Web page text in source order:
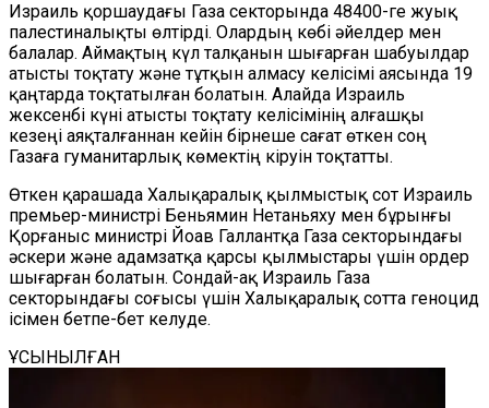
Израиль қоршаудағы Газа секторында 48400-ге жуық
палестиналықты өлтірді. Олардың көбі әйелдер мен
балалар. Аймақтың күл талқанын шығарған шабуылдар
атысты тоқтату және тұтқын алмасу келісімі аясында 19
қаңтарда тоқтатылған болатын. Алайда Израиль
жексенбі күні атысты тоқтату келісімінің алғашқы
кезеңі аяқталғаннан кейін бірнеше сағат өткен соң
Газаға гуманитарлық көмектің кіруін тоқтатты.
Өткен қарашада Халықаралық қылмыстық сот Израиль
премьер-министрі Беньямин Нетаньяху мен бұрынғы
Қорғаныс министрі Йоав Галлантқа Газа секторындағы
әскери және адамзатқа қарсы қылмыстары үшін ордер
шығарған болатын. Сондай-ақ Израиль Газа
секторындағы соғысы үшін Халықаралық сотта геноцид
ісімен бетпе-бет келуде.
ҰСЫНЫЛҒАН